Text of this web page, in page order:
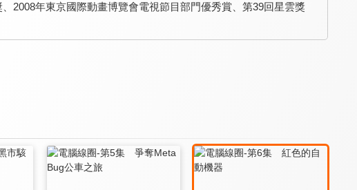
2008年東京國際動畫博覽會電視節目部門優秀賞、第39回星雲獎